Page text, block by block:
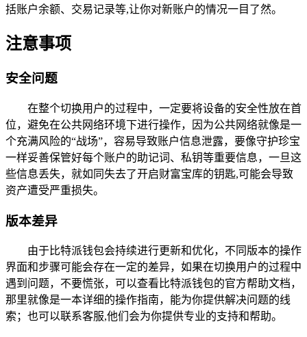
括账户余额、交易记录等,让你对新账户的情况一目了然。
注意事项
安全问题
在整个切换用户的过程中，一定要将设备的安全性放在首
位，避免在公共网络环境下进行操作，因为公共网络就像是一
个充满风险的“战场”，容易导致账户信息泄露，要像守护珍宝
一样妥善保管好每个账户的助记词、私钥等重要信息，一旦这
些信息丢失，就如同失去了开启财富宝库的钥匙,可能会导致
资产遭受严重损失。
版本差异
由于比特派钱包会持续进行更新和优化，不同版本的操作
界面和步骤可能会存在一定的差异，如果在切换用户的过程中
遇到问题，不要慌张，可以查看比特派钱包的官方帮助文档，
那里就像是一本详细的操作指南，能为你提供解决问题的线
索；也可以联系客服,他们会为你提供专业的支持和帮助。